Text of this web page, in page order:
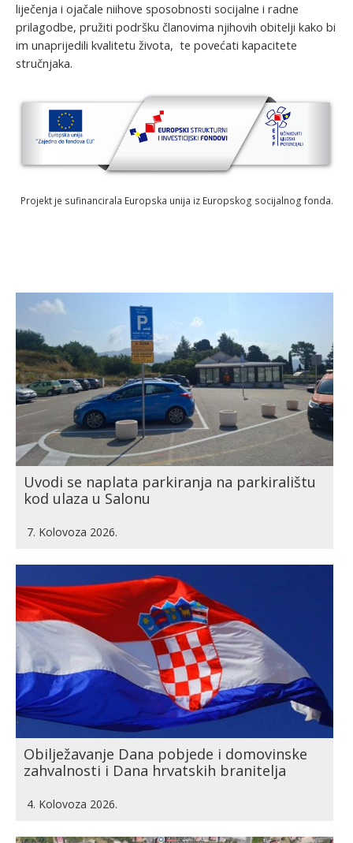
liječenja i ojačale niihove sposobnosti socijalne i radne
prilagodbe, pružiti podršku članovima njihovih obitelji kako bi
im unaprijedili kvalitetu života, te povećati kapacitete
stručnjaka.
Projekt je sufinancirala Europska unija iz Europskog socijalnog fonda.
Uvodi se naplata parkiranja na parkiralištu
kod ulaza u Salonu
7. Kolovoza 2026.
Obilježavanje Dana pobjede i domovinske
zahvalnosti i Dana hrvatskih branitelja
4. Kolovoza 2026.